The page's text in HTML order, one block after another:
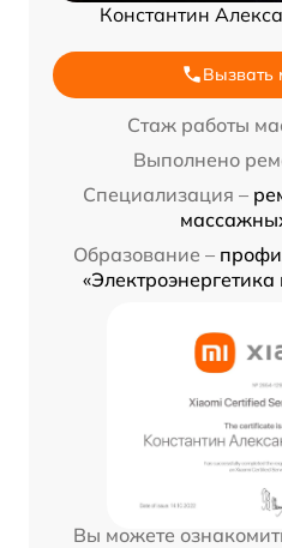
Константин
Вызвать
Стаж работы
Выполнено
Специализация –
Образование –
Вы можете